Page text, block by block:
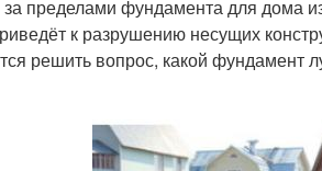
пределами фундамента для дома
к разрушению несущих
решить вопрос, какой фундамент